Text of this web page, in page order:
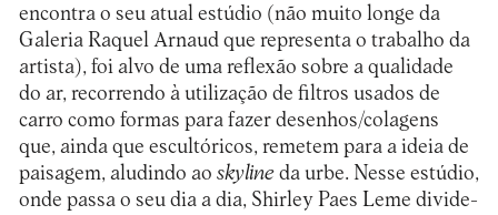
encontra o seu atual estúdio (não muito longe da
Galeria Raquel Arnaud que representa o trabalho da
artista), foi alvo de uma reflexão sobre a qualidade
do ar, recorrendo à utilização de filtros usados de
carro como formas para fazer desenhos/colagens
que, ainda que escultóricos, remetem para a ideia de
paisagem, aludindo ao skylineda urbe. Nesse estúdio,
onde passa o seu dia a dia, Shirley Paes Leme divide-